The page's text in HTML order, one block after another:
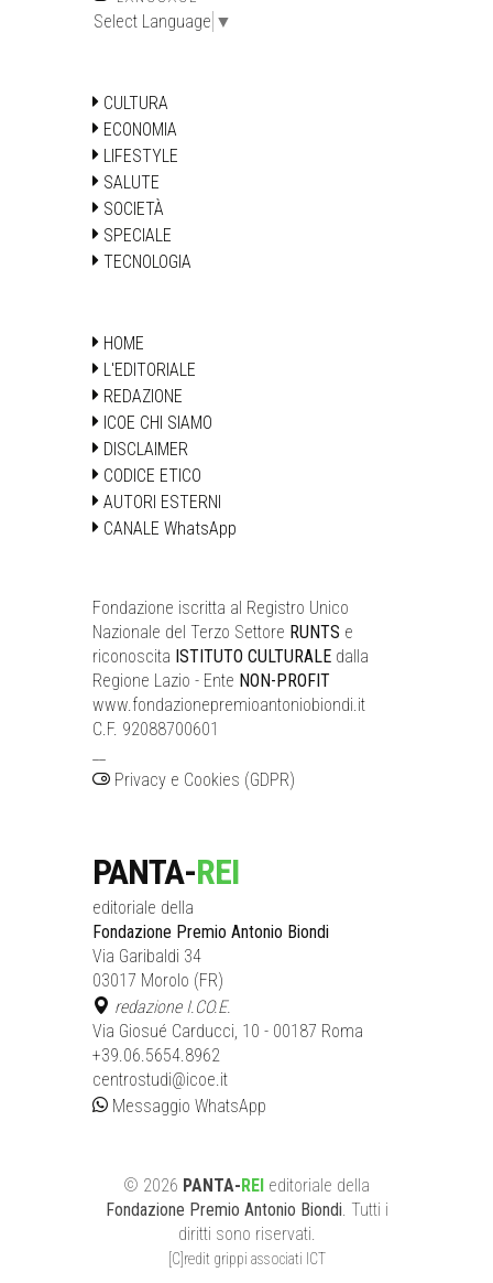
Select Language ▼
CULTURA
ECONOMIA
LIFESTYLE
SALUTE
SOCIETÀ
SPECIALE
TECNOLOGIA
HOME
L'EDITORIALE
REDAZIONE
ICOE CHI SIAMO
DISCLAIMER
CODICE ETICO
AUTORI ESTERNI
CANALE WhatsApp
Fondazione iscritta al Registro Unico
Nazionale del Terzo Settore RUNTS e
riconoscita ISTITUTO CULTURALE dalla
Regione Lazio - Ente NON-PROFIT
www.fondazionepremioantoniobiondi.it
C.F. 92088700601
Privacy e Cookies (GDPR)
PANTA-REI
editoriale della
Fondazione Premio Antonio Biondi
Via Garibaldi 34
03017 Morolo (FR)
redazione I.CO.E.
Via Giosué Carducci, 10 - 00187 Roma
+39.06.5654.8962
centrostudi@icoe.it
Messaggio WhatsApp
© 2026 PANTA-REI editoriale della
Fondazione Premio Antonio Biondi . Tutti i
diritti sono riservati.
[C]redit grippi associati ICT